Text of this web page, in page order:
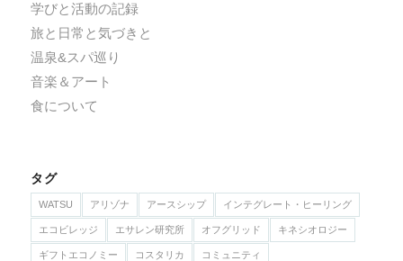
学びと活動の記録
旅と日常と気づきと
温泉&スパ巡り
音楽＆アート
食について
タグ
WATSU アリゾナ アースシップ インテグレート・ヒーリング
エコビレッジ エサレン研究所 オフグリッド キネシオロジー
ギフトエコノミー コスタリカ コミュニティ